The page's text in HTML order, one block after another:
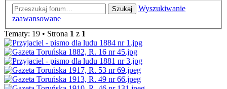
Szukaj
Wyszukiwanie
zaawansowane
Tematy: 19 • Strona 1 z 1